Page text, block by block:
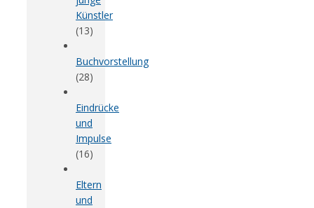
Künstler
(13)
Buchvorstellung
(28)
Eindrücke
und
Impulse
(16)
Eltern
und